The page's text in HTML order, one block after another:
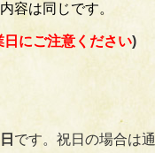
容は同じです。
日にご注意ください)
です。祝日の場合は